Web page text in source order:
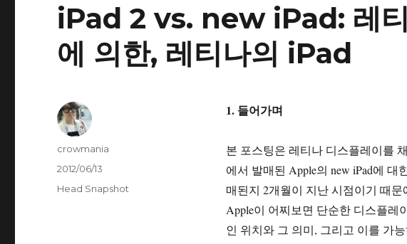
iPad 2 vs. new iPad: 레
에 의한, 레티나의 iPad
1. 들어가며
본 포스팅은 레티나 디스플레이를
에서 발매된 Apple의 new iPad에
매된지 2개월이 지난 시점이기 때
Apple이 어찌보면 단순한 디스플레
인 위치와 그 의미, 그리고 이를 가
글
crowmania
작
2012/06/13
카
Head Snapshot